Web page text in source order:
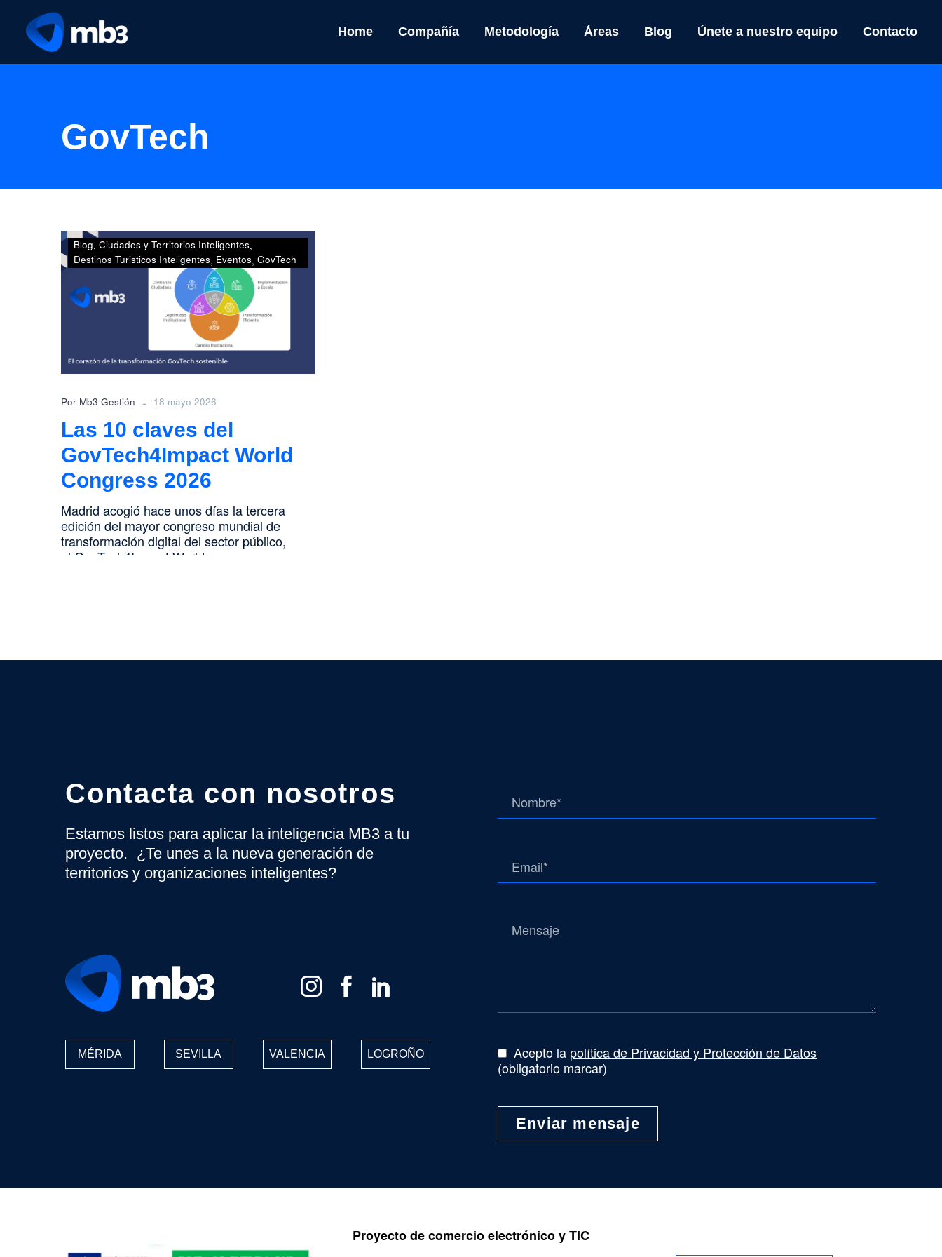
Home Compañía Metodología Áreas Blog Únete a nuestro equipo Contacto
GovTech
Las
10
claves
del
GovTech4Impact
World
Congress
2026
Blog Ciudades y Territorios Inteligentes
Destinos Turisticos Inteligentes Eventos GovTech
Por Mb3 Gestión - 18 mayo 2026
Las 10 claves del
GovTech4Impact World
Congress 2026
Madrid acogió hace unos días la tercera
edición del mayor congreso mundial de
transformación digital del sector público,
el GovTech4Impact World
Contacta con nosotros
Estamos listos para aplicar la inteligencia MB3 a tu
proyecto. ¿Te unes a la nueva generación de
territorios y organizaciones inteligentes?
MÉRIDA SEVILLA VALENCIA LOGROÑO Acepto la política de Privacidad y Protección de Datos
(obligatorio marcar)
Proyecto de comercio electrónico y TIC